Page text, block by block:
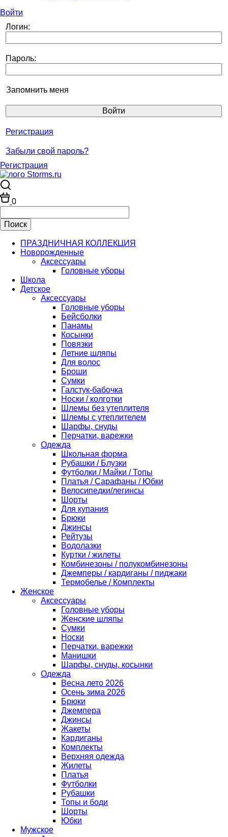
Войти
Логин:
Пароль:
Запомнить меня
Регистрация
Забыли свой пароль?
Регистрация
0
ПРАЗДНИЧНАЯ КОЛЛЕКЦИЯ
Новорожденные
Аксессуары
Головные уборы
Школа
Детское
Аксессуары
Головные уборы
Бейсболки
Панамы
Косынки
Повязки
Летние шляпы
Для волос
Броши
Сумки
Галстук-бабочка
Носки / колготки
Шлемы без утеплителя
Шлемы с утеплителем
Шарфы, снуды
Перчатки, варежки
Одежда
Школьная форма
Рубашки / Блузки
Футболки / Майки / Топы
Платья / Сарафаны / Юбки
Велосипедки/легинсы
Шорты
Для купания
Брюки
Джинсы
Рейтузы
Водолазки
Куртки / жилеты
Комбинезоны / полукомбинезоны
Джемперы / кардиганы / пиджаки
Термобелье / Комплекты
Женское
Аксессуары
Головные уборы
Женские шляпы
Сумки
Носки
Перчатки, варежки
Манишки
Шарфы, снуды, косынки
Одежда
Весна лето 2026
Осень зима 2026
Брюки
Джемпера
Джинсы
Жакеты
Кардиганы
Комплекты
Верхняя одежда
Жилеты
Платья
Футболки
Рубашки
Топы и боди
Шорты
Юбки
Мужское